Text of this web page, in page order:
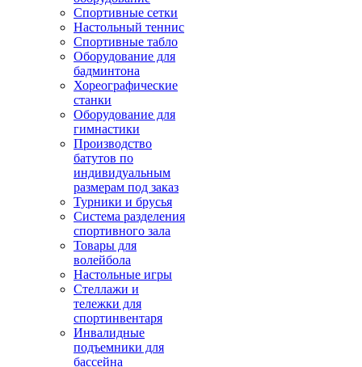
Спортивные сетки
Настольный теннис
Спортивные табло
Оборудование для
бадминтона
Хореографические
станки
Оборудование для
гимнастики
Производство
батутов по
индивидуальным
размерам под заказ
Турники и брусья
Система разделения
спортивного зала
Товары для
волейбола
Настольные игры
Стеллажи и
тележки для
спортинвентаря
Инвалидные
подъемники для
бассейна